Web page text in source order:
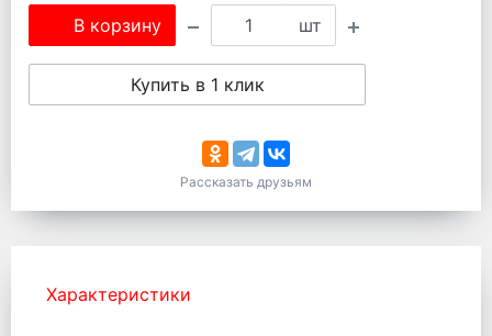
В корзину шт
Купить в 1 клик
Рассказать друзьям
Характеристики